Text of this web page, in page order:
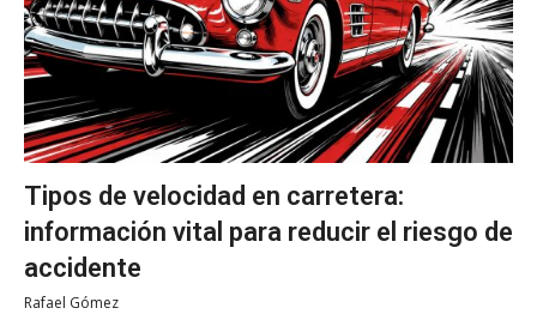
Tipos de velocidad en carretera:
información vital para reducir el riesgo de
accidente
Rafael Gómez